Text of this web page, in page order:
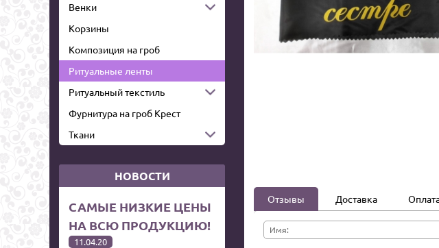
Венки
Корзины
Композиция на гроб
Ритуальные ленты
Ритуальный текстиль
Фурнитура на гроб Крест
Ткани
НОВОСТИ
САМЫЕ НИЗКИЕ ЦЕНЫ
НА ВСЮ ПРОДУКЦИЮ!
11.04.20
Отзывы Доставка
Имя: